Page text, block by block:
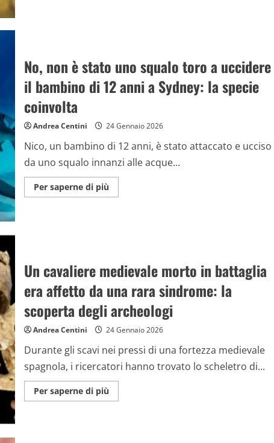
anni
fa
potrebbe
essere
vita
No, non è stato uno squalo toro a uccidere
il bambino di 12 anni a Sydney: la specie
coinvolta
Andrea Centini 24 Gennaio 2026
Nico, un bambino di 12 anni, è stato attaccato e ucciso
da uno squalo innanzi alle acque...
Per saperne di piùMaggiori
informazioni
toro
a
uccidere
il
bambino
12
a
la
specie
coinvolta
Un cavaliere medievale morto in battaglia
era affetto da una rara sindrome: la
scoperta degli archeologi
Andrea Centini 24 Gennaio 2026
Durante gli scavi nei pressi di una fortezza medievale
spagnola, i ricercatori hanno trovato lo scheletro di...
Per saperne di piùMaggiori
informazioni